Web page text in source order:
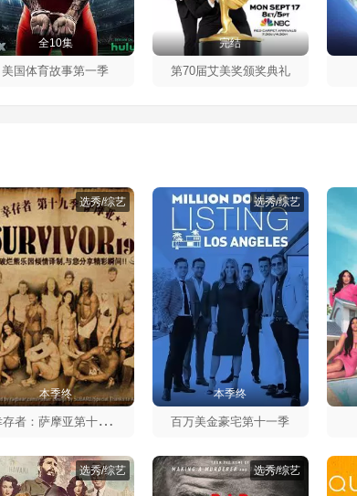
全10集
美国体育故事第一季
完结
第70届艾美奖颁奖典礼
本季终
选秀/综艺
幸
存者：萨摩亚第十九季
本季终
选秀/综艺
百万美金豪宅第十一季
选秀/综艺 选秀/综艺